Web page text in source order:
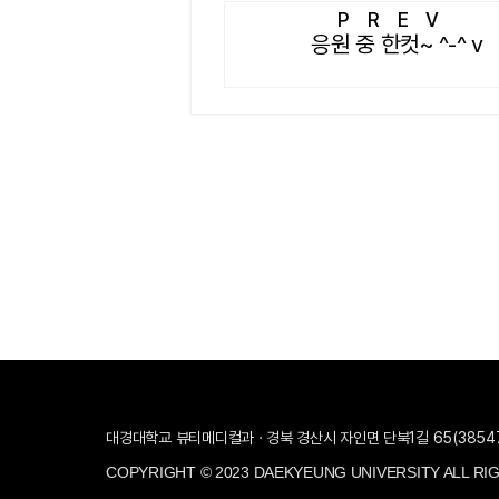
PREV
응원 중 한컷~ ^-^ v
대경대학교 뷰티메디컬과 · 경북 경산시 자인면 단북1길
COPYRIGHT © 2023 DAEKYEUNG UNIVERSITY ALL